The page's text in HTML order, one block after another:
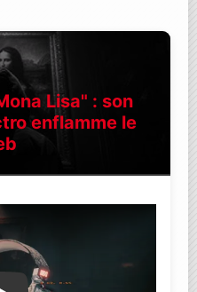
Lisa" : son
enflamme le